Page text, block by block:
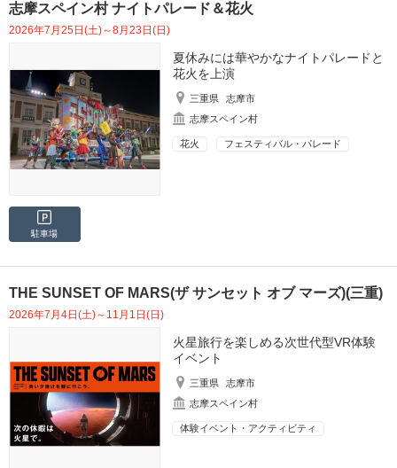
志摩スペイン村 ナイトパレード＆花火
2026年7月25日(土)～8月23日(日)
夏休みには華やかなナイトパレードと
花火を上演
三重県
志摩市
志摩スペイン村
花火 フェスティバル・パレード
駐車場
THE SUNSET OF MARS(ザ サンセット オブ マーズ)(三重)
2026年7月4日(土)～11月1日(日)
火星旅行を楽しめる次世代型VR体験
イベント
三重県
志摩市
志摩スペイン村
体験イベント・アクティビティ